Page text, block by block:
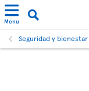
Menu
Seguridad y bienestar